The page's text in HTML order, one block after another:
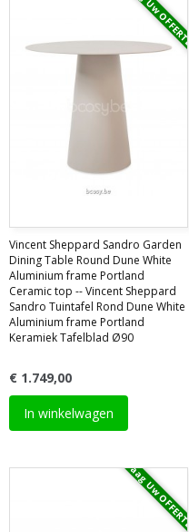
Vincent Sheppard Sandro Garden
Dining Table Round Dune White
Aluminium frame Portland
Ceramic top -- Vincent Sheppard
Sandro Tuintafel Rond Dune White
Aluminium frame Portland
Keramiek Tafelblad Ø90
€ 1.749,00
In winkelwagen
Vraag Uw OFFERTE